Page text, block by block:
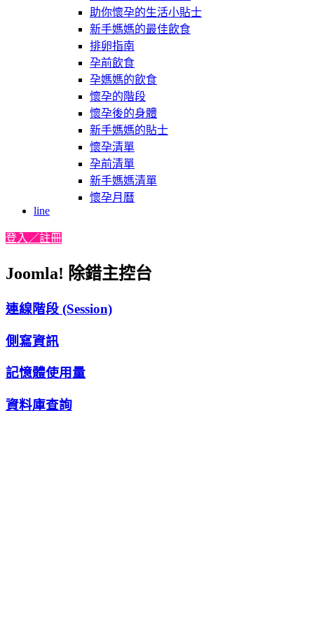
助你懷孕的生活小貼士
新手媽媽的最佳飲食
排卵指南
孕前飲食
孕媽媽的飲食
懷孕的階段
懷孕後的身體
新手媽媽的貼士
懷孕清單
孕前清單
新手媽媽清單
懷孕月曆
line
登入／註冊
Joomla! 除錯主控台
連線階段 (Session)
側寫資訊
記憶體使用量
資料庫查詢